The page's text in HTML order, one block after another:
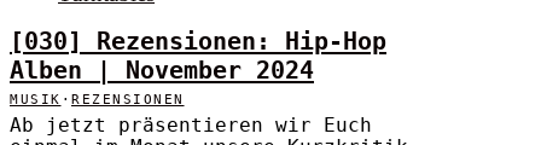
[030] Rezensionen: Hip-Hop
Alben | November 2024
MUSIK · REZENSIONEN
Ab jetzt präsentieren wir Euch